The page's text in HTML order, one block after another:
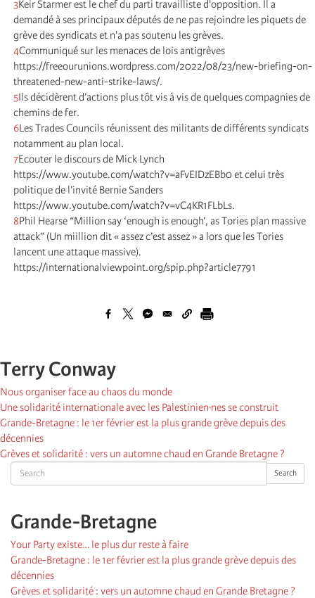
Search Search
Grande-Bretagne
Your Party existe… le plus dur reste à faire
Grande-Bretagne : le 1er février est la plus grande grève depuis des
décennies
Grèves et solidarité : vers un automne chaud en Grande Bretagne ?
3Keir Starmer est le chef du parti travailliste d'opposition. Il a
demandé à ses principaux députés de ne pas rejoindre les piquets de
grève des syndicats et n'a pas soutenu les grèves.
4Communiqué sur les menaces de lois antigrèves
https://freeourunions.wordpress.com/2022/08/23/new-briefing-on-
threatened-new-anti-strike-laws/.
5Ils décidèrent d’actions plus tôt vis à vis de quelques compagnies de
chemins de fer.
6Les Trades Councils réunissent des militants de différents syndicats
notamment au plan local.
7Ecouter le discours de Mick Lynch
https://www.youtube.com/watch?v=aFvEIDzEBb0 et celui très
politique de l’invité Bernie Sanders
https://www.youtube.com/watch?v=vC4KR1FLbLs.
8Phil Hearse “Million say ‘enough is enough’, as Tories plan massive
attack” (Un miillion dit « assez c’est assez » a lors que les Tories
lancent une attaque massive).
https://internationalviewpoint.org/spip.php?article7791
Terry Conway
Nous organiser face au chaos du monde
Une solidarité internationale avec les Palestinien·nes se construit
Grande-Bretagne : le 1er février est la plus grande grève depuis des
décennies
Grèves et solidarité : vers un automne chaud en Grande Bretagne ?